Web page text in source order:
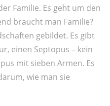
Familie. Es geht um den
braucht man Familie?
gebildet. Es gibt
einen Septopus – kein
mit sieben Armen. Es
wie man sie